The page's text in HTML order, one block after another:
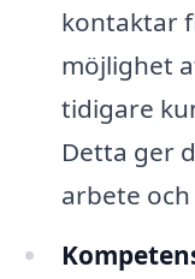
kontaktar
möjlighet
tidigare
Detta ger
arbete